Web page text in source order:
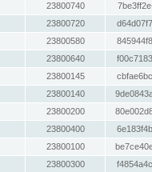
23800740
23800720
23800580
23800640
23800145
23800140
23800200
23800400
23800100
23800300